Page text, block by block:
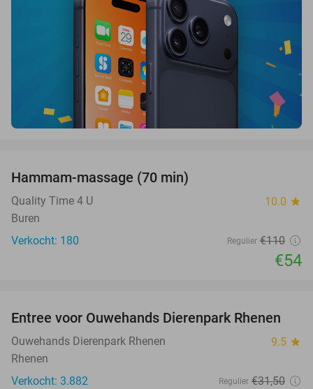
OUT
Hammam-massage (70 min)
Quality Time 4 U 10.0 star
Buren
Verkocht: 180
Regulier €110
€54
19%
Entree voor Ouwehands Dierenpark Rhenen
Ouwehands Dierenpark Rhenen 9.5 star
Rhenen
Verkocht: 3.882
Regulier €31,50